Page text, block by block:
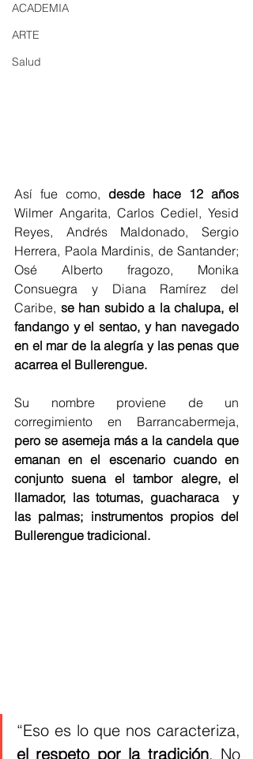
ACADEMIA
ARTE
Salud
Así fue como, desde hace 12 años
Wilmer Angarita, Carlos Cediel, Yesid
Reyes, Andrés Maldonado, Sergio
Herrera, Paola Mardinis, de Santander;
Osé Alberto fragozo, Monika
Consuegra y Diana Ramírez del
Caribe, se han subido a la chalupa, el
fandango y el sentao, y han navegado
en el mar de la alegría y las penas que
acarrea el Bullerengue.
Su nombre proviene de un
pero se asemeja más a la candela que
emanan en el escenario cuando en
conjunto suena el tambor alegre, el
llamador, las totumas, guacharaca  y
las palmas; instrumentos propios del
Bullerengue tradicional.
el respeto por la tradición. No